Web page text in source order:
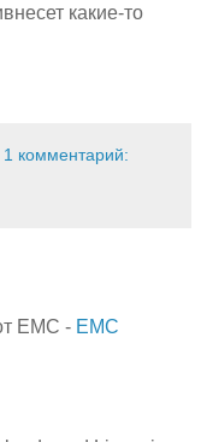
какие-то
1 комментарий:
EMC - EMC